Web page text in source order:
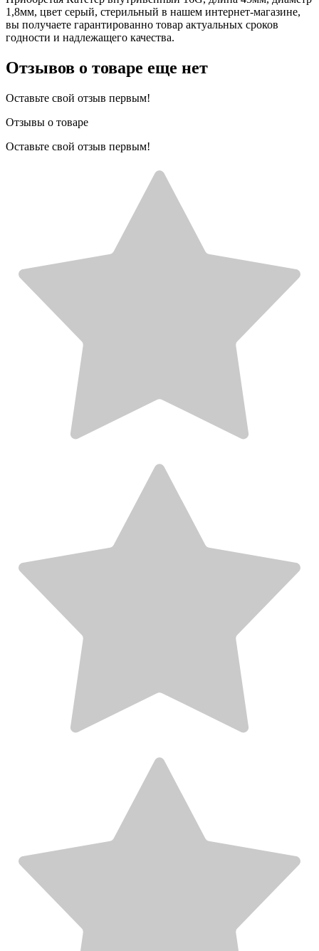
1,8мм, цвет серый, стерильный в нашем интернет-магазине,
вы получаете гарантированно товар актуальных сроков
годности и надлежащего качества.
Отзывов о товаре еще нет
Оставьте свой отзыв первым!
Отзывы о товаре
Оставьте свой отзыв первым!